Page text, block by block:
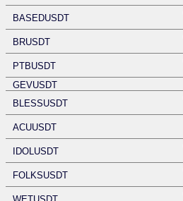
BASEDUSDT
BRUSDT
PTBUSDT
GEVUSDT
BLESSUSDT
ACUUSDT
IDOLUSDT
FOLKSUSDT